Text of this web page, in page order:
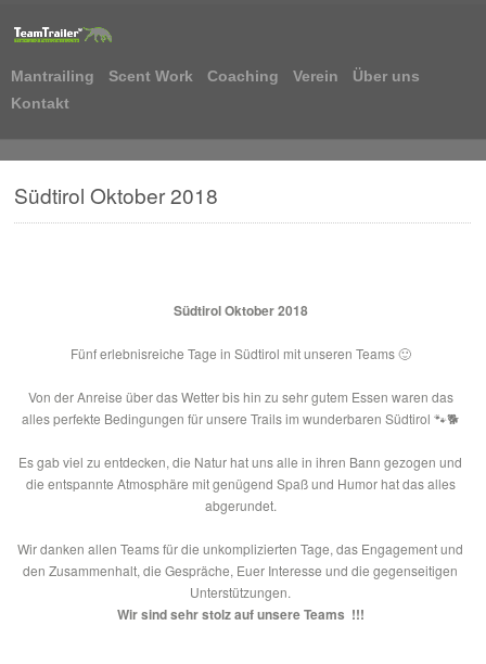
Mantrailing Scent Work Coaching Verein
Über uns
Kontakt
Südtirol Oktober 2018
Südtirol Oktober 2018
Fünf erlebnisreiche Tage in Südtirol mit unseren Teams🙂
Von der Anreise über das Wetter bis hin zu sehr gutem Essen waren das
alles perfekte Bedingungen für unsere Trails im wunderbaren Südtirol🐾🐕
Es gab viel zu entdecken, die Natur hat uns alle in ihren Bann gezogen und
die entspannte Atmosphäre mit genügend Spaß und Humor hat das alles
abgerundet.
Wir danken allen Teams für die unkomplizierten Tage, das Engagement und
den Zusammenhalt, die Gespräche, Euer Interesse und die gegenseitigen
Unterstützungen.
Wir sind sehr stolz auf unsere Teams !!!